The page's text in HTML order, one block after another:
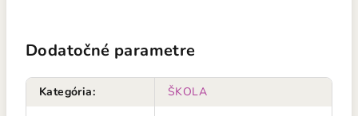
Dodatočné parametre
Kategória:
ŠKOLA